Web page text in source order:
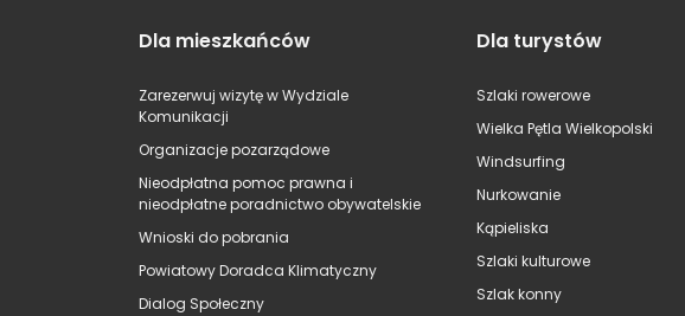
Dla mieszkańców
Zarezerwuj wizytę w Wydziale
Komunikacji
Organizacje pozarządowe
Nieodpłatna pomoc prawna i
nieodpłatne poradnictwo obywatelskie
Wnioski do pobrania
Powiatowy Doradca Klimatyczny
Dialog Społeczny
Dla turystów
Szlaki rowerowe
Wielka Pętla Wielkopolski
Windsurfing
Nurkowanie
Kąpieliska
Szlaki kulturowe
Szlak konny